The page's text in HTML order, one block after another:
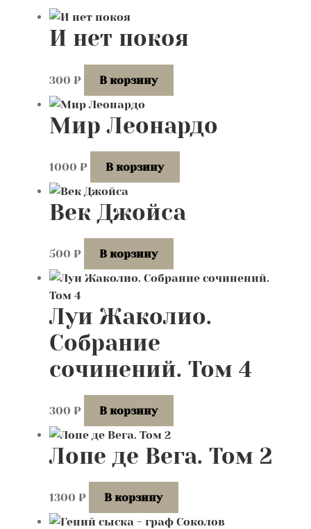
Контакты
Лингвистика и культурология
недавние
И нет покоя
300 ₽ В корзину
Мир Леонардо
1000 ₽ В корзину
Век Джойса
500 ₽ В корзину
Луи Жаколио.
Собрание
сочинений. Том 4
300 ₽ В корзину
Лопе де Вега. Том 2
1300 ₽ В корзину